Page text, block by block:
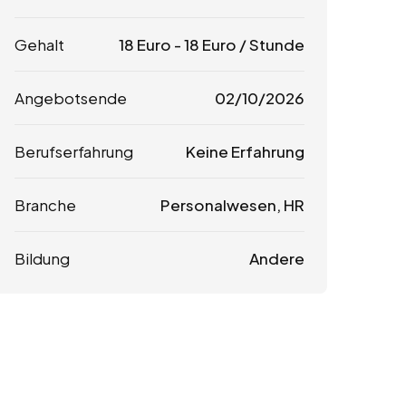
Gehalt 18 Euro -18 Euro / Stunde
Angebotsende 02/10/2026
Berufserfahrung Keine Erfahrung
Branche Personalwesen, HR
Bildung Andere